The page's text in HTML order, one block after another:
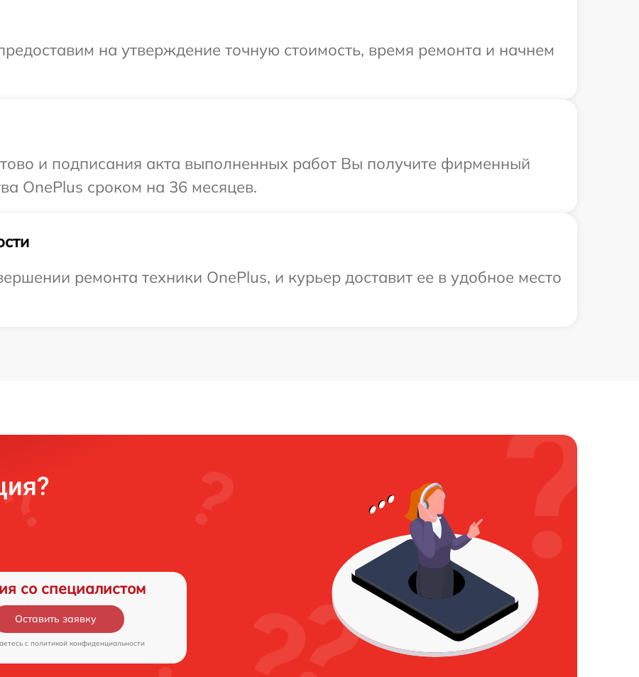
на утверждение точную стоимость, время ремонта и начнем
и подписания акта выполненных работ Вы получите фирменный
OnePlus сроком на 36 месяцев.
ремонта техники OnePlus, и курьер доставит ее в удобное место
со специалистом
Оставить заявку
c политикой конфиденциальности